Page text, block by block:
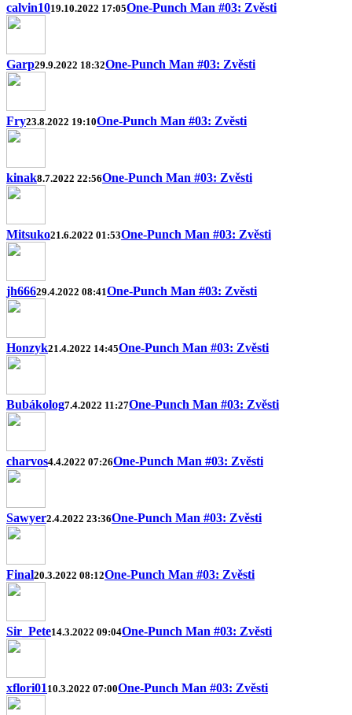
calvin1019.10.2022 17:05One-Punch Man #03: Zvěsti
Garp29.9.2022 18:32One-Punch Man #03: Zvěsti
Fry23.8.2022 19:10One-Punch Man #03: Zvěsti
kinak8.7.2022 22:56One-Punch Man #03: Zvěsti
Mitsuko21.6.2022 01:53One-Punch Man #03: Zvěsti
jh66629.4.2022 08:41One-Punch Man #03: Zvěsti
Honzyk21.4.2022 14:45One-Punch Man #03: Zvěsti
Bubákolog7.4.2022 11:27One-Punch Man #03: Zvěsti
charvos4.4.2022 07:26One-Punch Man #03: Zvěsti
Sawyer2.4.2022 23:36One-Punch Man #03: Zvěsti
Final20.3.2022 08:12One-Punch Man #03: Zvěsti
Sir_Pete14.3.2022 09:04One-Punch Man #03: Zvěsti
xflori01 10.3.2022 07:00One-Punch Man #03: Zvěsti